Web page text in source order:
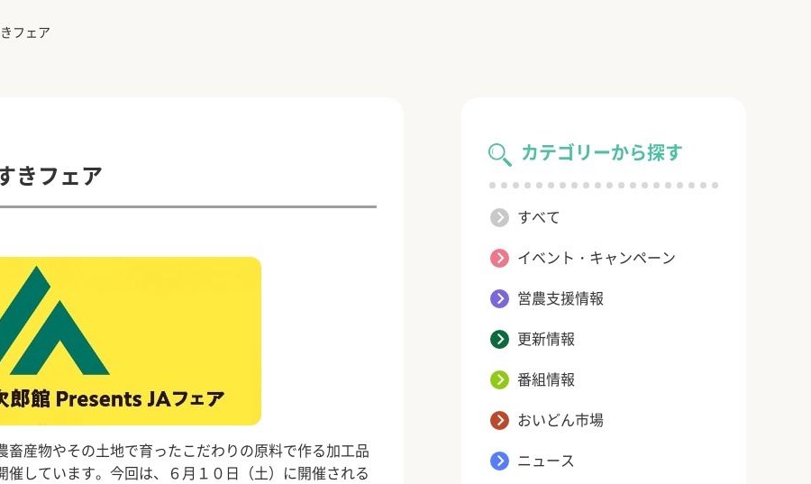
フェア
カテゴリーから探す
すべて
イベント・キャンペーン
営農支援情報
更新情報
番組情報
おいどん市場
ニュース
きフェア
産物やその土地で育ったこだわりの原料で作る加工品
しています。今回は、６月１０日（土）に開催される